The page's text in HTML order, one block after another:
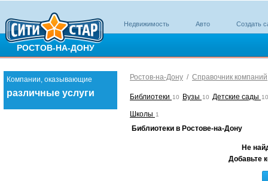
РОСТОВ-НА-ДОНУ
Недвижимость Авто Создать
Компании, оказывающие
различные услуги
Ростов-на-Дону / Справочник компаний
Библиотеки 10 Вузы 10 Детские сады 10
Школы 1
Библиотеки в Ростове-на-Дону
Не
Добавьте